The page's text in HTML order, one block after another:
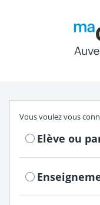
Vous voulez vous
Elève ou